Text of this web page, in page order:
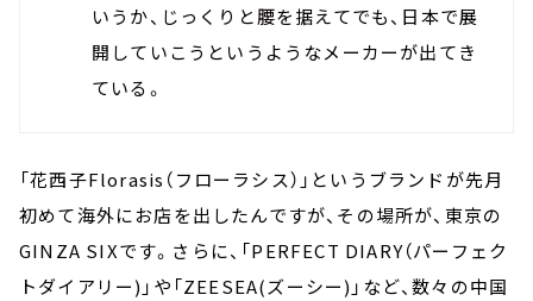
いうか、じっくりと腰を据えてでも、日本で展
開していこうというようなメーカーが出てき
ている。
「花西子Florasis（フローラシス）」というブランドが先月
初めて海外にお店を出したんですが、その場所が、東京の
GINZA SIXです。さらに、「PERFECT DIARY（パーフェク
トダイアリー)」や「ZEESEA(ズーシー)」など、数々の中国